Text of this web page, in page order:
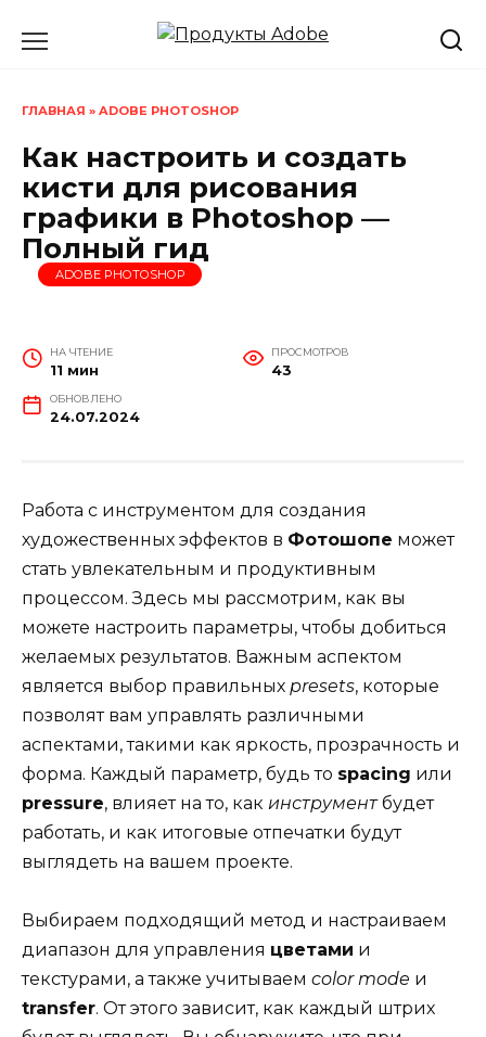
ГЛАВНАЯ » ADOBE PHOTOSHOP
Как настроить и создать
кисти для рисования
графики в Photoshop —
Полный гид
ADOBE PHOTOSHOP
НА ЧТЕНИЕ
11 мин
ПРОСМОТРОВ
43
ОБНОВЛЕНО
24.07.2024
Работа с инструментом для создания
художественных эффектов в Фотошопе может
стать увлекательным и продуктивным
процессом. Здесь мы рассмотрим, как вы
можете настроить параметры, чтобы добиться
желаемых результатов. Важным аспектом
является выбор правильных presets, которые
позволят вам управлять различными
аспектами, такими как яркость, прозрачность и
форма. Каждый параметр, будь то spacing или
pressure, влияет на то, как инструментбудет
работать, и как итоговые отпечатки будут
выглядеть на вашем проекте.
Выбираем подходящий метод и настраиваем
диапазон для управления цветами и
текстурами, а также учитываем color mode и
transfer. От этого зависит, как каждый штрих